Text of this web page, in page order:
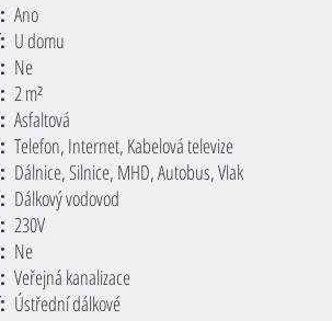
Ano
U domu
Ne
2 m²
Asfaltová
Telefon, Internet, Kabelová televize
Dálnice, Silnice, MHD, Autobus, Vlak
Dálkový vodovod
230V
Ne
Veřejná kanalizace
Ústřední dálkové